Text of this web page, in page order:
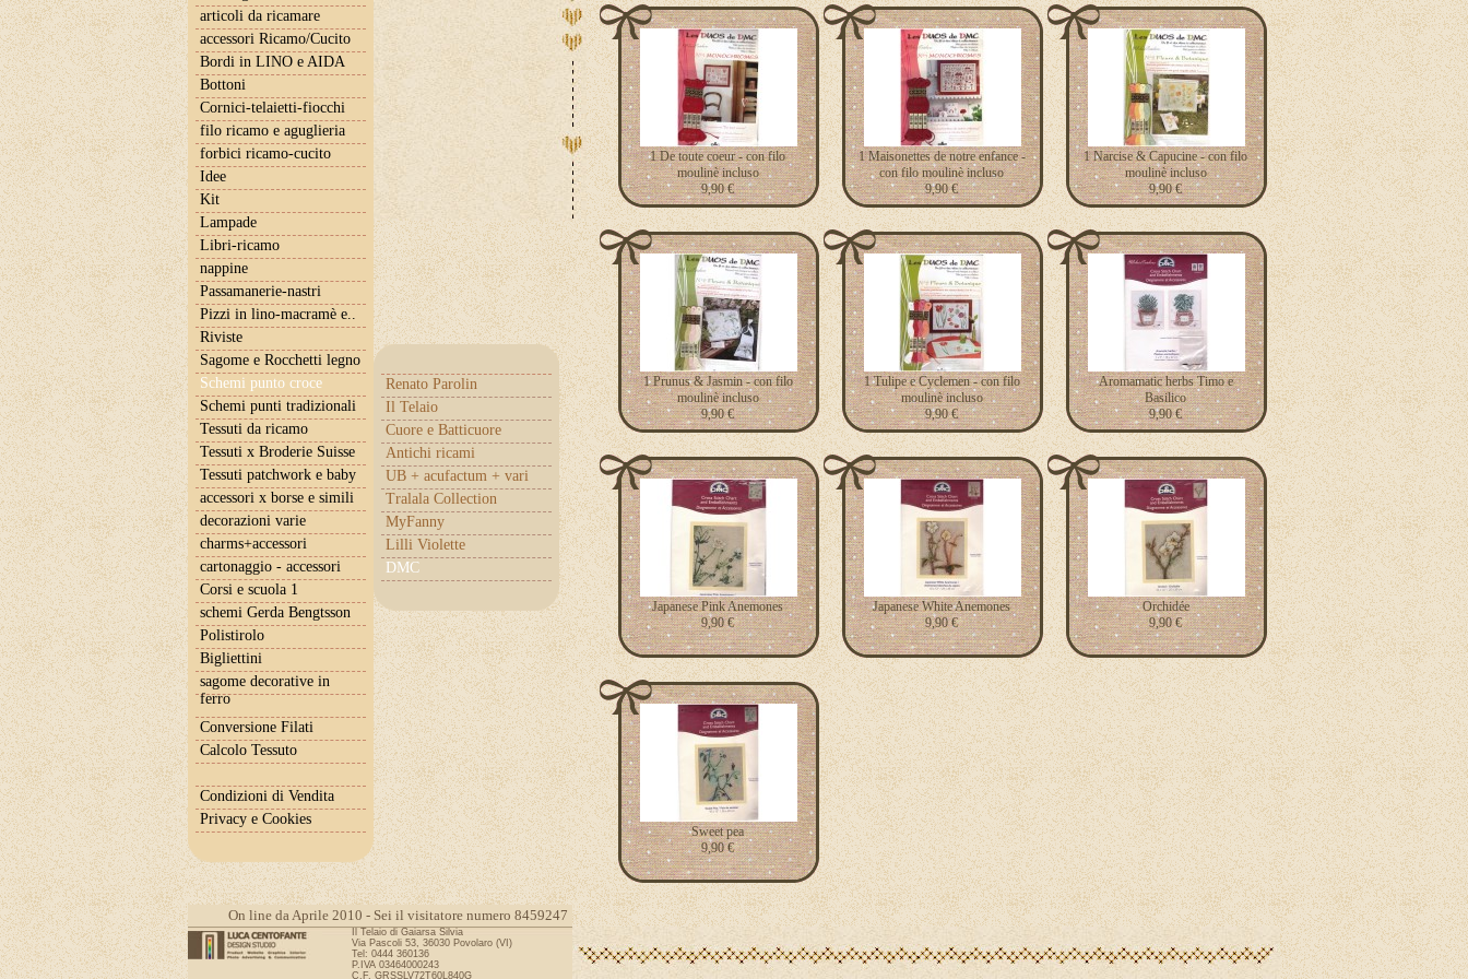
articoli da ricamare
accessori Ricamo/Cucito
Bordi in LINO e AIDA
Bottoni
Cornici-telaietti-fiocchi
filo ricamo e aguglieria
forbici ricamo-cucito
Idee
Kit
Lampade
Libri-ricamo
nappine
Passamanerie-nastri
Pizzi in lino-macramè e..
Riviste
Sagome e Rocchetti legno
Schemi punto croce
Renato Parolin
Il Telaio
Cuore e Batticuore
Antichi ricami
UB + acufactum + vari
Tralala Collection
MyFanny
Lilli Violette
DMC
Schemi punti tradizionali
Tessuti da ricamo
Tessuti x Broderie Suisse
Tessuti patchwork e baby
accessori x borse e simili
decorazioni varie
charms+accessori
cartonaggio - accessori
Corsi e scuola 1
schemi Gerda Bengtsson
Polistirolo
Bigliettini
sagome decorative in
ferro
Conversione Filati
Calcolo Tessuto
Condizioni di Vendita
Privacy e Cookies
1 De toute coeur - con filo
moulinè incluso
9,90 €
1 Maisonettes de notre enfance -
con filo moulinè incluso
9,90 €
1 Narcise & Capucine - con filo
moulinè incluso
9,90 €
1 Prunus & Jasmin - con filo
moulinè incluso
9,90 €
1 Tulipe e Cyclemen - con filo
moulinè incluso
9,90 €
Aromamatic herbs Timo e
Basilico
9,90 €
Japanese Pink Anemones
9,90 €
Japanese White Anemones
9,90 €
Orchidée
9,90 €
Sweet pea
9,90 €
On line da Aprile 2010 - Sei il visitatore numero 8459247
Il Telaio di Gaiarsa Silvia
Via Pascoli 53, 36030 Povolaro (VI)
Tel: 0444 360136
P.IVA 03464000243
C.F. GRSSLV72T60L840G